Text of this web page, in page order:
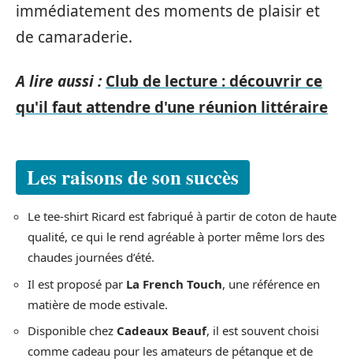
immédiatement des moments de plaisir et
de camaraderie.
A lire aussi : Club de lecture : découvrir ce
qu'il faut attendre d'une réunion littéraire
Les raisons de son succès
Le tee-shirt Ricard est fabriqué à partir de coton de haute
qualité, ce qui le rend agréable à porter même lors des
chaudes journées d’été.
Il est proposé par La French Touch, une référence en
matière de mode estivale.
Disponible chez Cadeaux Beauf, il est souvent choisi
comme cadeau pour les amateurs de pétanque et de